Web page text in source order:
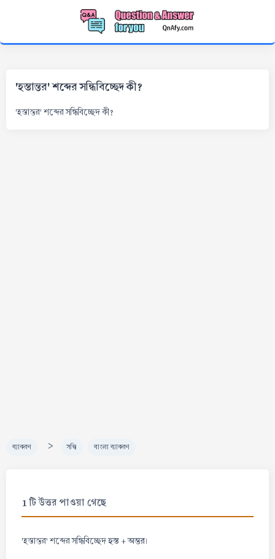
'হস্তান্তর' শব্দের সন্ধিবিচ্ছেদ কী?
'হস্তান্তর' শব্দের সন্ধিবিচ্ছেদ কী?
ব্যাকরণ > সন্ধি বাংলা ব্যাকরণ
1 টি উত্তর পাওয়া গেছে
'হস্তান্তর' শব্দের সন্ধিবিচ্ছেদহস্ত + অন্তর।